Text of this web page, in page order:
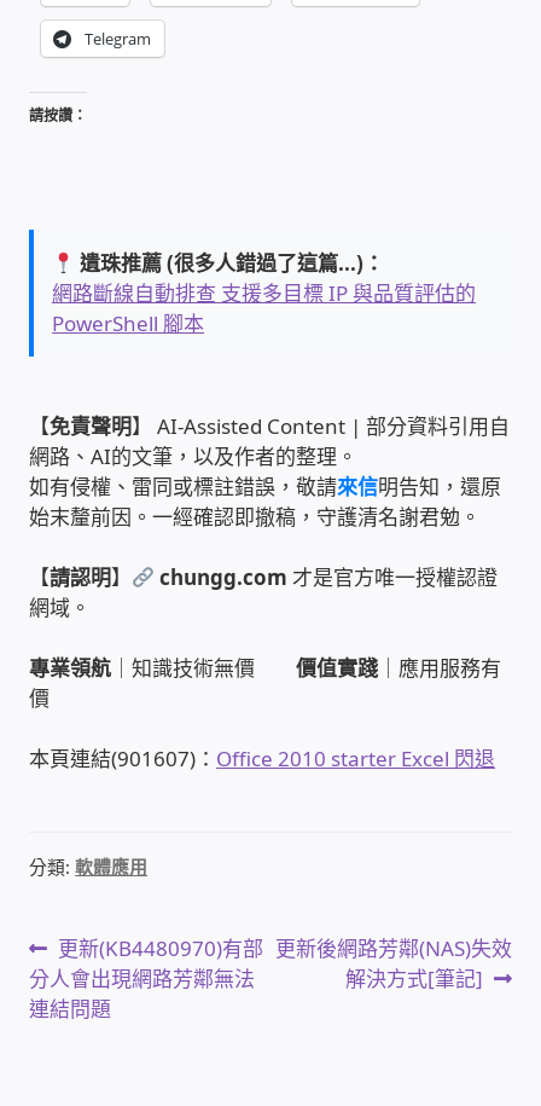
電腦資訊-實績案例
徵 伙伴
公益贊助、社會貢獻
家庭水電修繕
窗簾 窗飾 丈量安裝
電腦維修銷售
捷元電腦 NUC迷你電腦 伺服器
USB隨插即用視訊攝影機
Telegram
請按讚：
遺珠推薦 (很多人錯過了這篇...)：
網路斷線自動排查 支援多目標 IP 與品質評估的
PowerShell 腳本
【免責聲明】 AI-Assisted Content | 部分資料引用自
網路、AI的文筆，以及作者的整理。
如有侵權、雷同或標註錯誤，敬請來信明告知，還原
始末釐前因。一經確認即撤稿，守護清名謝君勉。
【請認明】 chungg.com 才是官方唯一授權認證
網域。
專業領航 ｜知識技術無價價值實踐 ｜應用服務有
價
本頁連結(901607)： Office 2010 starter Excel 閃退
分類:軟體應用
文
章
上
一
篇
更新(KB4480970)有部
分人會出現網路芳鄰無法
連結問題
下
更新後網路芳鄰(NAS)失效
解決方式[筆記]